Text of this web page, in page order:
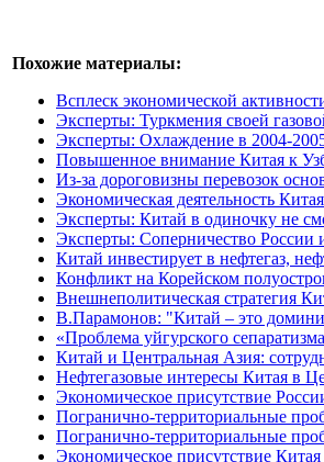
Похожие материалы:
Всплеск экономической
Эксперты: Туркмения своей
Эксперты: Охлаждение в 2004-
Повышенное внимание Китая к
Из-за дороговизны перевозок
Экономическая деятельность
Эксперты: Китай в одиночку не
Эксперты: Соперничество России
Китай инвестирует в нефтегаз,
Конфликт на Корейском
Внешнеполитическая стратегия
В.Парамонов: "Китай – это
«Проблема уйгурского
Китай и Центральная Азия:
Нефтегазовые интересы Китая в
Экономическое присутствие
Погранично-территориальные
Погранично-территориальные
Экономическое присутствие